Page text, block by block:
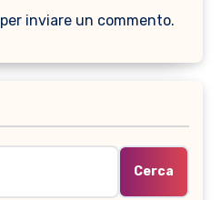
per inviare un commento.
Cerca